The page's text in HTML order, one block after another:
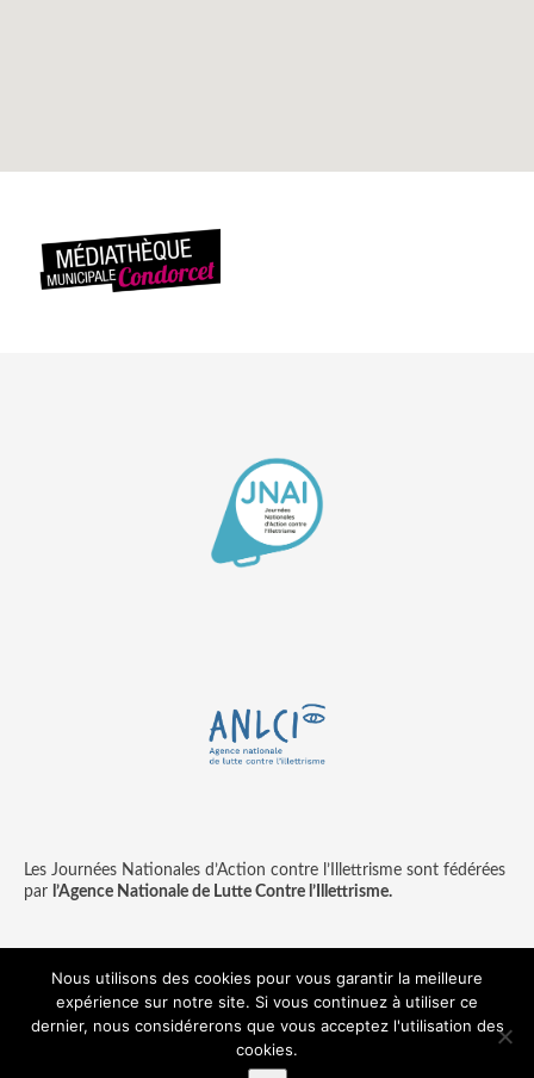
Les Journées Nationales d’Action contre l’Illettrisme sont fédérées
par l’Agence Nationale de Lutte Contre l’Illettrisme.
Contact
Mentions légales
© copyright ANLCI 2018
Nous utilisons des cookies pour vous garantir la meilleure
expérience sur notre site. Si vous continuez à utiliser ce
dernier, nous considérerons que vous acceptez l'utilisation des
cookies.